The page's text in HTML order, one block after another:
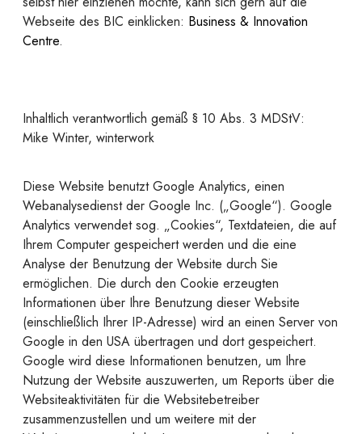
Webseite des BIC einklicken: Business & Innovation
Centre.
Inhaltlich verantwortlich gemäß § 10 Abs. 3 MDStV:
Mike Winter, winterwork
Diese Website benutzt Google Analytics, einen
Webanalysedienst der Google Inc. („Google“). Google
Analytics verwendet sog. „Cookies“, Textdateien, die auf
Ihrem Computer gespeichert werden und die eine
Analyse der Benutzung der Website durch Sie
ermöglichen. Die durch den Cookie erzeugten
Informationen über Ihre Benutzung dieser Website
(einschließlich Ihrer IP-Adresse) wird an einen Server von
Google in den USA übertragen und dort gespeichert.
Google wird diese Informationen benutzen, um Ihre
Nutzung der Website auszuwerten, um Reports über die
Websiteaktivitäten für die Websitebetreiber
zusammenzustellen und um weitere mit der